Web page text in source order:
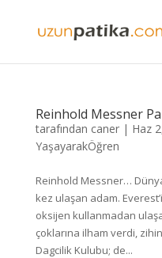
Reinhold Messner
tarafından caner| Haz
YaşayarakÖğren
Reinhold Messner…
kez ulaşan adam.
oksijen kullanmadan
çoklarına ilham verdi,
Dagcilik Kulubu; de...